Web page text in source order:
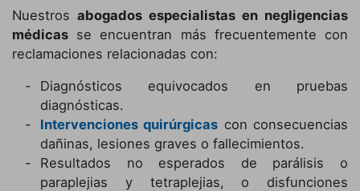
Nuestros abogados especialistas en negligencias
médicas se encuentran más frecuentemente con
reclamaciones relacionadas con:
Diagnósticos equivocados en pruebas
diagnósticas.
Intervenciones quirúrgicas con consecuencias
dañinas, lesiones graves o fallecimientos.
Resultados no esperados de parálisis o
paraplejias y tetraplejias, o disfunciones